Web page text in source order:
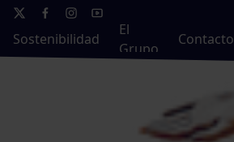
Sostenibilidad
El
Grupo
Contacto